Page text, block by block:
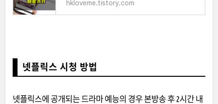
hkloveme.tistory.com
넷플릭스 시청 방법
넷플릭스에 공개되는 드라마 예능의 경우 본방송 후 2시간 내